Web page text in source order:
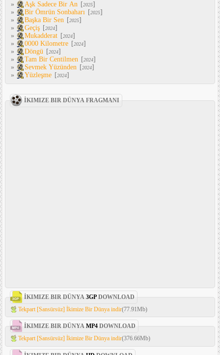
»
Aşk Sadece Bir An [2025]
»
Bir Ömrün Sonbaharı [2025]
»
Başka Bir Sen [2025]
»
Geçiş [2024]
»
Mukadderat [2024]
»
0000 Kilometre [2024]
»
Döngü [2024]
»
Tam Bir Centilmen [2024]
»
Sevmek Yüzünden [2024]
»
Yüzleşme [2024]
İKIMIZE BIR DÜNYA FRAGMANI
İKIMIZE BIR DÜNYA 3GP DOWNLOAD
Tekpart [Sansürsüz] İkimize Bir Dünya indir(77.91Mb)
İKIMIZE BIR DÜNYA MP4 DOWNLOAD
Tekpart [Sansürsüz] İkimize Bir Dünya indir(376.66Mb)